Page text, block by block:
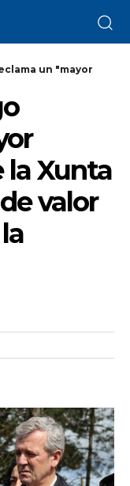
un "mayor
la Xunta
valor